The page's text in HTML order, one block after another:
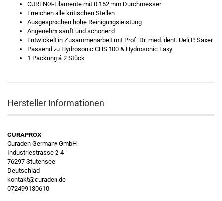
CUREN®-Filamente mit 0.152 mm Durchmesser
Erreichen alle kritischen Stellen
Ausgesprochen hohe Reinigungsleistung
Angenehm sanft und schonend
Entwickelt in Zusammenarbeit mit Prof. Dr. med. dent. Ueli P. Saxer
Passend zu Hydrosonic CHS 100 & Hydrosonic Easy
1 Packung á 2 Stück
Hersteller Informationen
CURAPROX
Curaden Germany GmbH
Industriestrasse 2-4
76297 Stutensee
Deutschlad
kontakt@curaden.de
072499130610